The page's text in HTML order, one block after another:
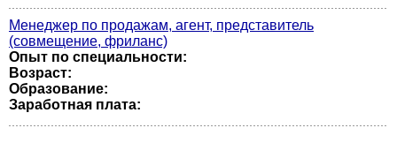
Менеджер по продажам, агент, представитель
(совмещение, фриланс)
Опыт по специальности:
Возраст:
Образование:
Заработная плата: